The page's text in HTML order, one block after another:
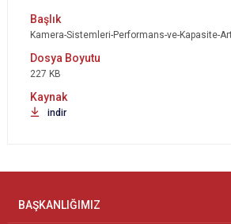
Kamera-Sistemleri-Performans-ve-Kapasite-
227 KB
indir
BAŞKANLIĞIMIZ